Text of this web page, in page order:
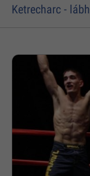
Ketrecharc -